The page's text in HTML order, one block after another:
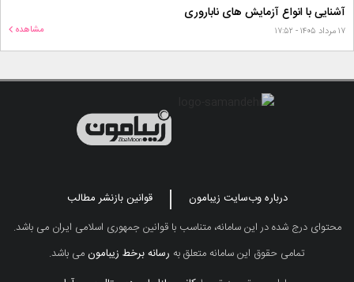
آشنایی با انواع آزمایش های ناباروری
۱۷ مرداد ۱۴۰۵ - ۱۷:۵۲ مشاهده
درباره وب‌سایت زیبامون
قوانین بازنشر مطالب
محتوای درج شده در این سامانه، متناسب با قوانین جمهوری اسلامی ایران می باشد.
تمامی حقوق این سامانه متعلق به رسانه برخط زیبامونمی باشد.